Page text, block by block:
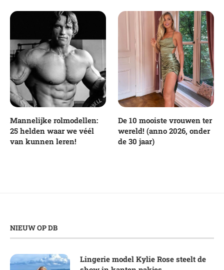
Mannelijke rolmodellen:
25 helden waar we véél
van kunnen leren!
De 10 mooiste vrouwen ter
wereld! (anno 2026, onder
de 30 jaar)
NIEUW OP DB
Lingerie model Kylie Rose steelt de